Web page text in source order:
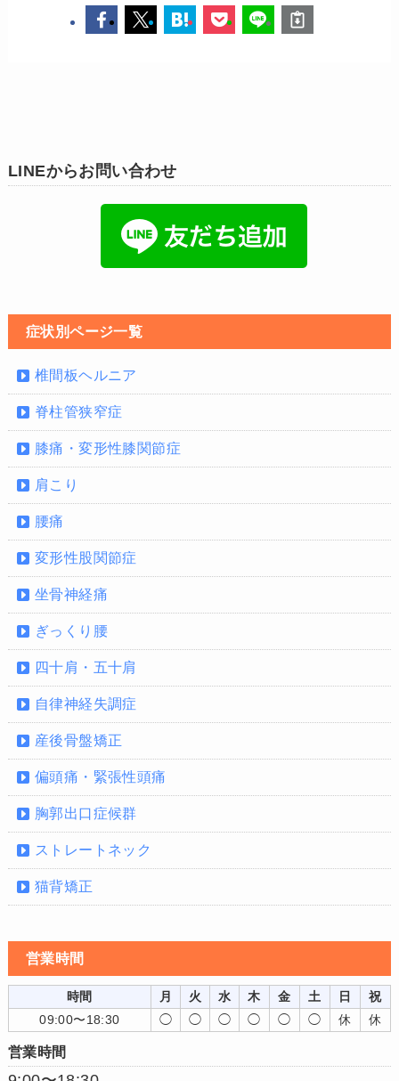
LINEからお問い合わせ
症状別ページ一覧
椎間板ヘルニア
脊柱管狭窄症
膝痛・変形性膝関節症
肩こり
腰痛
変形性股関節症
坐骨神経痛
ぎっくり腰
四十肩・五十肩
自律神経失調症
産後骨盤矯正
偏頭痛・緊張性頭痛
胸郭出口症候群
ストレートネック
猫背矯正
営業時間
時間 月 火 水 木 金 土 日
祝
09:00〜18:30
◯ ◯ ◯ ◯ ◯ ◯ 休 休
営業時間